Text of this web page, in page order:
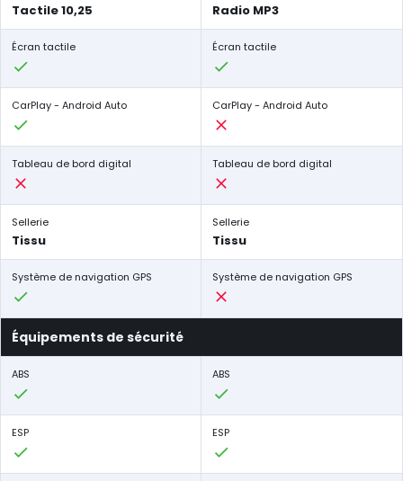
Tactile 10,25 Radio MP3
Écran tactile Écran tactile
CarPlay - Android Auto CarPlay - Android Auto
Tableau de bord digital Tableau de bord digital
Sellerie
Tissu
Sellerie
Tissu
Système de navigation GPS Système de navigation GPS
Équipements de sécurité
ABS ABS
ESP ESP